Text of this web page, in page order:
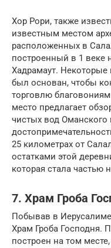
Хор Рори, также
известным местом
расположенных в
построенный в 1
Хадрамаут. Некоторые
был основан, чтобы
торговлю
место предлагает
чистых вод Оманского
25 километрах от
остатками этой
которая стала
7. Храм Гроба
Побывав в
Храм Гроба Господня.
построен на том